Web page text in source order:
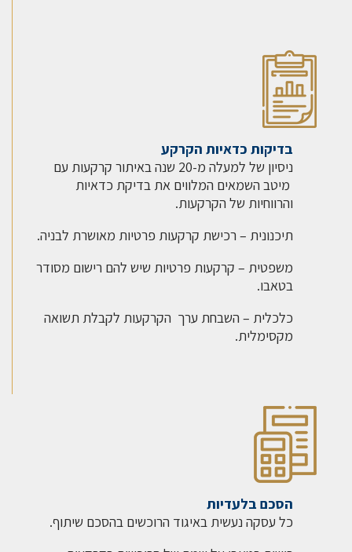
בדיקות כדאיות הקרקע
ניסיון של למעלה מ-20 שנה באיתור קרקעות עם
מיטב השמאים המלווים את בדיקת כדאיות
והרווחיות של הקרקעות.
תיכנונית – רכישת קרקעות פרטיות מאושרת לבניה.
משפטית – קרקעות פרטיות שיש להם רישום מסודר
בטאבו.
כלכלית – השבחת ערך הקרקעות לקבלת תשואה
מקסימלית.
הסכם בלעדיות
כל עסקה נעשית באיגוד הרוכשים בהסכם שיתוף.